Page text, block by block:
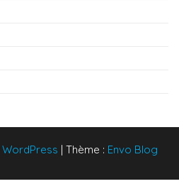
WordPress | Thème : Envo Blog